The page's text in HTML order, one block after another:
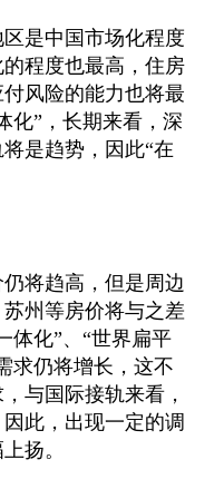
是中国市场化程度
程度也最高，住房
风险的能力也将最
化”，长期来看，深
是趋势，因此“在
将趋高，但是周边
州等房价将与之差
体化”、“世界扁平
求仍将增长，这不
与国际接轨来看，
此，出现一定的调
扬。